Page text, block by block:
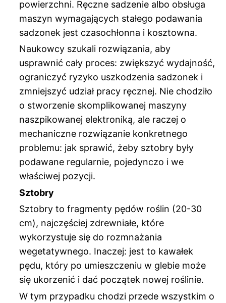
powierzchni. Ręczne sadzenie albo obsługa
maszyn wymagających stałego podawania
sadzonek jest czasochłonna i kosztowna.
Naukowcy szukali rozwiązania, aby
usprawnić cały proces: zwiększyć wydajność,
ograniczyć ryzyko uszkodzenia sadzonek i
zmniejszyć udział pracy ręcznej. Nie chodziło
o stworzenie skomplikowanej maszyny
naszpikowanej elektroniką, ale raczej o
mechaniczne rozwiązanie konkretnego
problemu: jak sprawić, żeby sztobry były
podawane regularnie, pojedynczo i we
właściwej pozycji.
Sztobry
Sztobry to fragmenty pędów roślin (20-30
cm), najczęściej zdrewniałe, które
wykorzystuje się do rozmnażania
wegetatywnego. Inaczej: jest to kawałek
pędu, który po umieszczeniu w glebie może
się ukorzenić i dać początek nowej roślinie.
W tym przypadku chodzi przede wszystkim o